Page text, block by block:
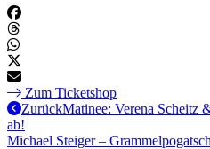
Zum Ticketshop
ZurückMatinee: Verena Scheitz
ab!
Michael Steiger –